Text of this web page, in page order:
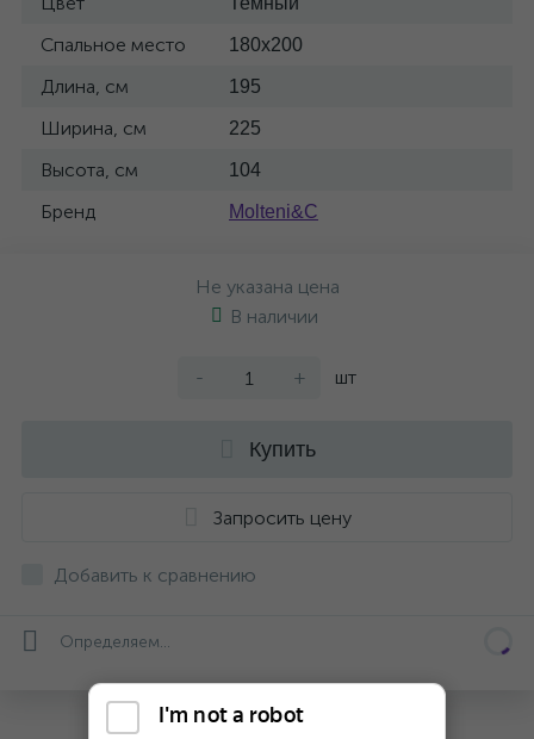
Спальное место 180x200
Длина, см 195
Ширина, см 225
Высота, см 104
Бренд Molteni&C
Не указана цена
В наличии
- + шт
Купить
Запросить цену
Добавить к сравнению
Определяем...